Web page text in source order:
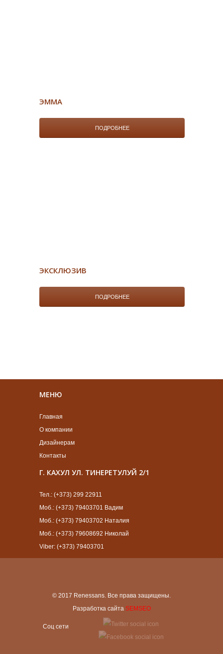
ЭММА
ПОДРОБНЕЕ
ЭКСКЛЮЗИВ
ПОДРОБНЕЕ
МЕНЮ
Главная
О компании
Дизайнерам
Контакты
Г. КАХУЛ УЛ. ТИНЕРЕТУЛУЙ 2/1
Тел.: (+373) 299 22911
Моб.: (+373) 79403701 Вадим
Моб.: (+373) 79403702 Наталия
Моб.: (+373) 79608692 Николай
Viber: (+373) 79403701
© 2017 Renessans. Все права защищены.
Разработка сайта SEMSEO
Cоц сети